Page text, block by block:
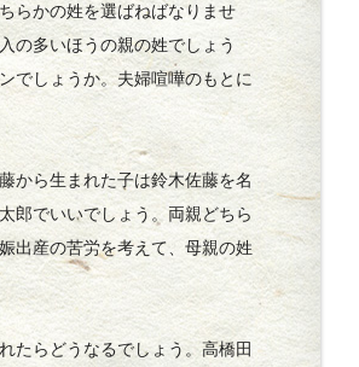
らかの姓を選ばねばなりませ
の多いほうの親の姓でしょう
でしょうか。夫婦喧嘩のもとに
から生まれた子は鈴木佐藤を名
郎でいいでしょう。両親どちら
出産の苦労を考えて、母親の姓
たらどうなるでしょう。高橋田